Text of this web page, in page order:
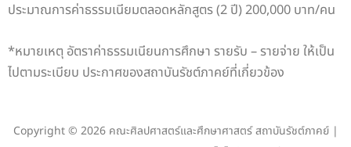
24 หน่วยกิต
1. หมวดวิชาศึกษา
ทั่วไป เรียนไม่น้อย 3.ฝึกประสบการณ์
จำนวนหน่วยกิต 6 หน่วยกิต
ประมาณการค่าธรรมเนียมตลอดหลักสูตร (2 ปี) 200,000 บาท/คน
*หมายเหตุ อัตราค่าธรรมเนียนการศึกษา รายรับ – รายจ่าย ให้เป็น
ไปตามระเบียบ ประกาศของสถาบันรัชต์ภาคย์ที่เกี่ยวข้อง
Copyright © 2026 คณะศิลปศาสตร์และศึกษาศาสตร์ สถาบันรัชต์ภาคย์ |